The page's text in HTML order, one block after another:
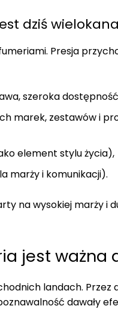
dziś
Presja
szeroka
marek, zestawów i
element stylu życia),
marży i komunikacji).
na wysokiej marży i
jest ważna
landach. Przez
dawały